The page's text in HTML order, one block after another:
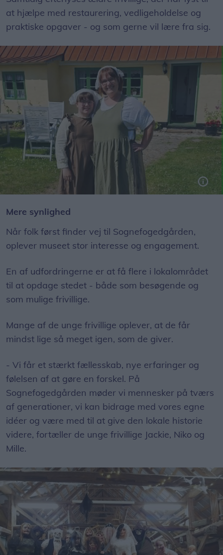
at hjælpe med restaurering, vedligeholdelse og
praktiske opgaver - og som gerne vil lære fra sig.
Mere synlighed
Når folk først finder vej til Sognefogedgården,
oplever museet stor interesse og engagement.
En af udfordringerne er at få flere i lokalområdet
til at opdage stedet - både som besøgende og
som mulige frivillige.
Mange af de unge frivillige oplever, at de får
mindst lige så meget igen, som de giver.
- Vi får et stærkt fællesskab, nye erfaringer og
følelsen af at gøre en forskel. På
Sognefogedgården møder vi mennesker på tværs
af generationer, vi kan bidrage med vores egne
idéer og være med til at give den lokale historie
videre, fortæller de unge frivillige Jackie, Niko og
Mille.